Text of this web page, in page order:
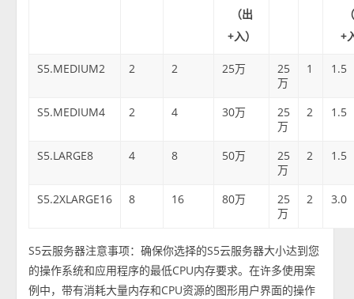
（出
+入）
+
S5.MEDIUM2 2 2 25万
25
万
1 1.5
S5.MEDIUM4 2 4 30万
25
万
2 1.5
S5.LARGE8 4 8 50万
25
万
2 1.5
S5.2XLARGE16 8 16 80万
25
万
2 3.0
S5云服务器注意事项：确保你选择的S5云服务器大小达到您
的操作系统和应用程序的最低CPU内存要求。在许多使用案
例中，带有消耗大量内存和CPU资源的图形用户界面的操作